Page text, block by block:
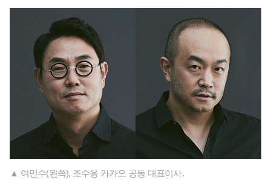
▲ 여민수(왼쪽), 조수용 카카오 공동 대표이사.